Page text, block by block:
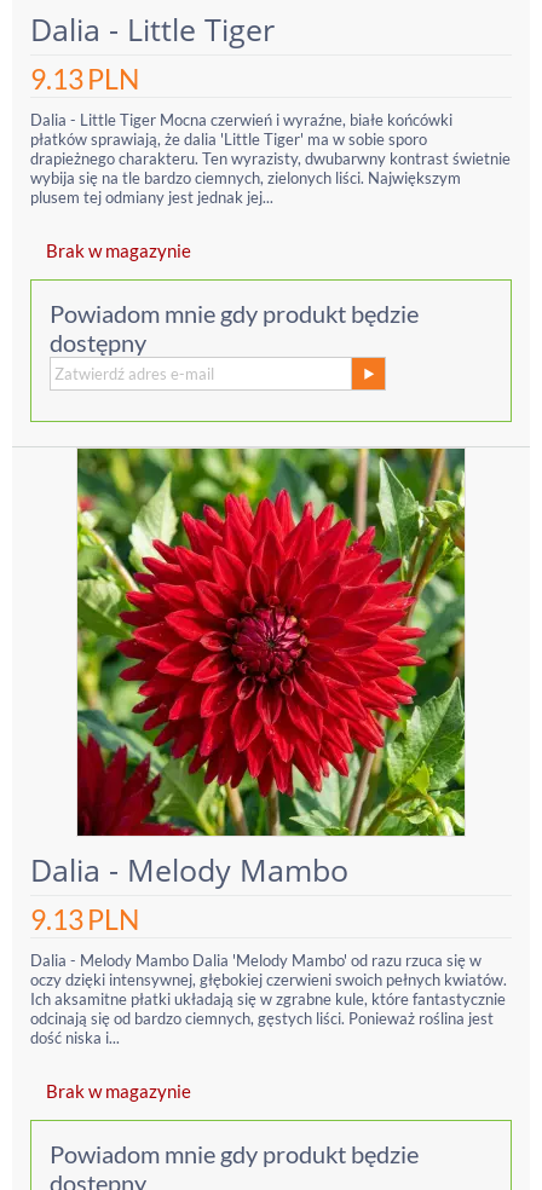
Dalia - Little Tiger
9.13PLN
Dalia - Little Tiger Mocna czerwień i wyraźne, białe końcówki
płatków sprawiają, że dalia 'Little Tiger' ma w sobie sporo
drapieżnego charakteru. Ten wyrazisty, dwubarwny kontrast świetnie
wybija się na tle bardzo ciemnych, zielonych liści. Największym
plusem tej odmiany jest jednak jej...
Brak w magazynie
Powiadom mnie gdy produkt będzie
dostępny
Dalia - Melody Mambo
9.13PLN
Dalia - Melody Mambo Dalia 'Melody Mambo' od razu rzuca się w
oczy dzięki intensywnej, głębokiej czerwieni swoich pełnych kwiatów.
Ich aksamitne płatki układają się w zgrabne kule, które fantastycznie
odcinają się od bardzo ciemnych, gęstych liści. Ponieważ roślina jest
dość niska i...
Brak w magazynie
Powiadom mnie gdy produkt będzie
dostępny